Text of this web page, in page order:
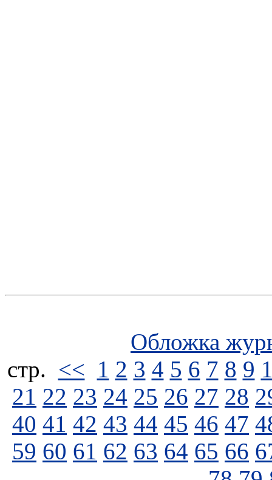
Обложка
стp. << 1 2 3 4 5 6 7 8 9
21 22 23 24 25 26 27 28
40 41 42 43 44 45 46 47
59 60 61 62 63 64 65 66